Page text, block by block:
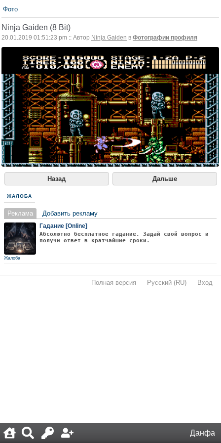
Данфа
Фото
Ninja Gaiden (8 Bit)
20.01.2019 01:51:23 pm :: Автор Ninja Gaiden в Фотографии профиля
Назад Дальше
ЖАЛОБА
Реклама Добавить рекламу
Гадание [Online]
Абсолютно бесплатное гадание. Задай свой вопрос и
получи ответ в кратчайшие сроки.
Жалоба
Полная версия Русский (RU) Вход